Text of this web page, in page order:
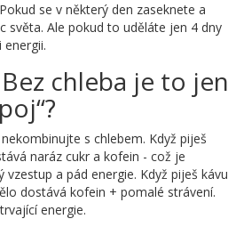
se v některý den zaseknete a
světa. Ale pokud to uděláte jen 4 dny
chleba je to jen
s chlebem. Když piješ
naráz cukr a kofein - což je
a pád energie. Když piješ kávu
dostává kofein + pomalé strávení.
energie.